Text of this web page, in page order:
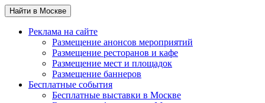
Найти в Москве
Реклама на сайте
Размещение анонсов мероприятий
Размещение ресторанов и кафе
Размещение мест и площадок
Размещение баннеров
Бесплатные события
Бесплатные выставки в Москве